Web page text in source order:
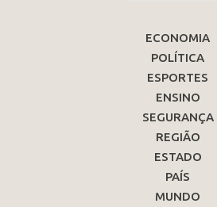
ECONOMIA
POLÍTICA
ESPORTES
ENSINO
SEGURANÇA
REGIÃO
ESTADO
PAÍS
MUNDO